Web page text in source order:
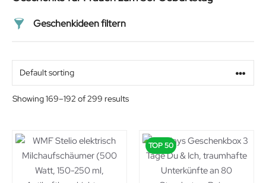
Geschenkideen filtern
Beziehung
Showing 169–192 of 299 results
TOP 50